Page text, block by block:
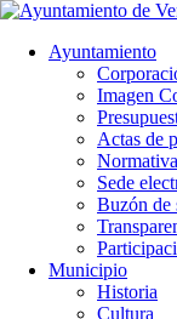
Ayuntamiento
Imagen
Actas de
Sede
Buzón de
Municipio
Historia
Cultura